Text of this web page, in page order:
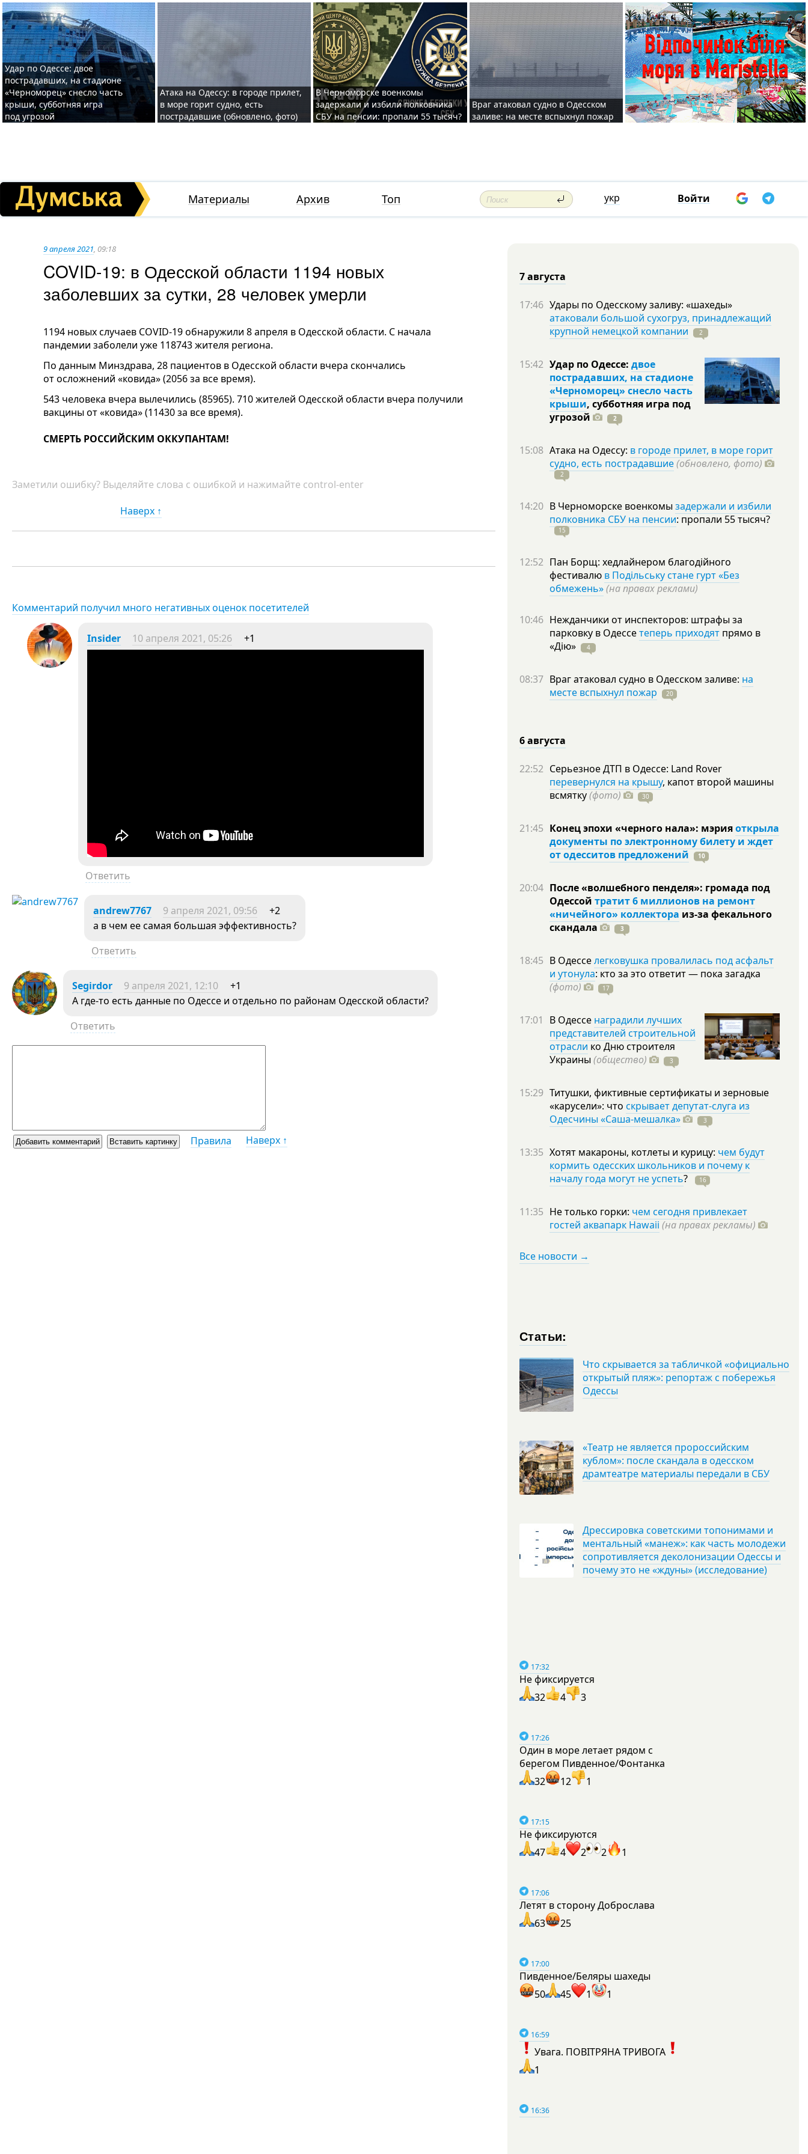
Удар по Одессе: двое
пострадавших, на стадионе
«Черноморец» снесло часть
крыши, субботняя игра
под угрозой
Атака на Одессу: в городе прилет,
в море горит судно, есть
пострадавшие (обновлено, фото)
В Черноморске военкомы
задержали и избили полковника
СБУ на пенсии: пропали 55 тысяч?
Враг атаковал судно в Одесском
заливе: на месте вспыхнул пожар
Материалы Архив Топ укр Войти
9 апреля 2021, 09:18
COVID-19: в Одесской области 1194 новых
заболевших за сутки, 28 человек умерли
1194 новых случаев COVID-19 обнаружили 8 апреля в Одесской области. С начала
пандемии заболели уже 118743 жителя региона.
По данным Минздрава, 28 пациентов в Одесской области вчера скончались
от осложнений «ковида» (2056 за все время).
543 человека вчера вылечились (85965). 710 жителей Одесской области вчера получили
вакцины от «ковида» (11430 за все время).
СМЕРТЬ РОССИЙСКИМ ОККУПАНТАМ!
Заметили ошибку? Выделяйте слова с ошибкой и нажимайте control-enter
Наверх ↑
Комментарий получил много негативных оценок посетителей
Insider 10 апреля 2021, 05:26 +1
Ответить
andrew7767 9 апреля 2021, 09:56
+2
а в чем ее самая большая эффективность?
Ответить
Segirdor 9 апреля 2021, 12:10
+1
А где-то есть данные по Одессе и отдельно по районам Одесской области?
Ответить
Правила Наверх ↑
7 августа
17:46 Удары по Одесскому заливу: «шахеды»
атаковали большой сухогруз, принадлежащий
крупной немецкой компании
2
15:42 Удар по Одессе: двое
пострадавших, на стадионе
«Черноморец» снесло часть
крыши, субботняя игра под
угрозой
2
15:08 Атака на Одессу: в городе прилет, в море горит
судно, есть пострадавшие(обновлено, фото)
2
14:20 В Черноморске военкомы задержали и избили
полковника СБУ на пенсии: пропали 55тысяч?
15
12:52 Пан Борщ: хедлайнером благодійного
фестивалю в Подільську стане гурт «Без
обмежень»(на правах реклами)
10:46 Нежданчики от инспекторов: штрафы за
парковку в Одессетеперь приходят прямо в
«Дію»
4
08:37 Враг атаковал судно в Одесском заливе: на
месте вспыхнул пожар
20
6 августа
22:52 Серьезное ДТП в Одессе: Land Rover
перевернулся на крышу, капот второй машины
всмятку(фото) 30
21:45 Конец эпохи «черного нала»: мэрияоткрыла
документы по электронному билету и ждет
от одесситов предложений
10
20:04 После «волшебного пенделя»: громада под
Одессой тратит 6 миллионов на ремонт
«ничейного» коллектора из-за фекального
скандала
3
18:45 В Одесселегковушка провалилась под асфальт
и утонула: кто за это ответит — пока загадка
(фото)
17
17:01 В Одессе наградили лучших
представителей строительной
отрасли ко Дню строителя
Украины (общество) 3
15:29 Титушки, фиктивные сертификаты и зерновые
«карусели»: что скрывает депутат-слуга из
Одесчины «Саша-мешалка»
3
13:35 Хотят макароны, котлеты и курицу: чем будут
кормить одесских школьников и почему к
началу года могут не успеть? 16
11:35 Не только горки: чем сегодня привлекает
гостей аквапарк Hawaii (на правах рекламы)
Все новости →
Статьи:
Что скрывается за табличкой «официально
открытый пляж»: репортаж с побережья
Одессы
«Театр не является пророссийским
кублом»: после скандала в одесском
драмтеатре материалы передали в СБУ
Дрессировка советскими топонимами и
ментальный «манеж»: как часть молодежи
сопротивляется деколонизации Одессы и
почему это не «ждуны» (исследование)
17:32
Не фиксируется
32
4 3
17:26
Один в море летает рядом с
берегом Пивденное/Фонтанка
32
12 1
17:15
Не фиксируются
47
4 2 2 1
17:06
Летят в сторону Доброслава
63
25
17:00
Пивденное/Беляры шахеды
50
45 1 1
16:59
Увага. ПОВІТРЯНА ТРИВОГА
1
16:36